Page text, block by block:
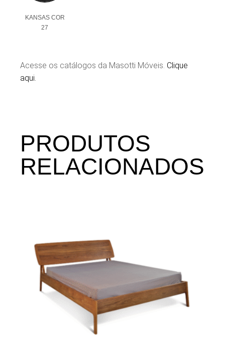
KANSAS COR
27
Acesse os catálogos da Masotti Móveis. Clique
aqui.
PRODUTOS
RELACIONADOS